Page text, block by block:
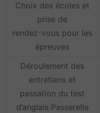
Choix des écoles et
prise de
rendez-vous pour les
épreuves
Déroulement des
entretiens et
passation du test
d’anglais Passerelle